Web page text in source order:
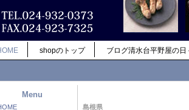
shopのトップ ブログ清水台平野屋の日
Menu
島根県